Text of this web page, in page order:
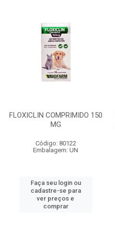
FLOXICLIN COMPRIMIDO 150
MG
Código: 80122
Embalagem: UN
Faça seu login ou
cadastre-se para
ver preços e
comprar